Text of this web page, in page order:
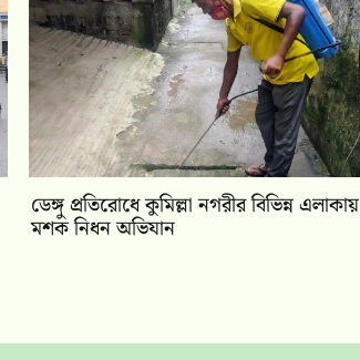
ডেঙ্গু প্রতিরোধে কুমিল্লা নগরীর বিভিন্ন এলাকায়
মশক নিধন অভিযান